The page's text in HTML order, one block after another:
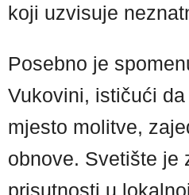
koji uzvisuje
Posebno je
Vukovini, ističući
mjesto molitve,
obnove. Svetište je
prisutnosti u